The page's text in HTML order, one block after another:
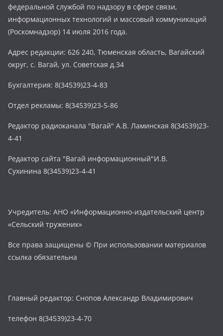
федеральной службой по надзору в сфере связи,
информационных технологий и массовый коммуникаций
(Роскомнадзор) 14 июля 2016 года.
Адрес редакции: 626 240, Тюменская область, Вагайский
округ, с. Вагай, ул. Советская д.34
Бухгалтерия: 8(34539)23-4-83
Отдел рекламы: 8(34539)23-5-86
Редактор радиоканала "Вагай" А.В. Ламинская 8(34539)23-
4-41
Редактор сайта "Вагай информационный"И.В.
Сухинина 8(34539)23-4-41
Учредитель: АНО «Информационно-издательский центр
«Сельский труженик»
Все права защищены © При использовании материалов
ссылка обязательна
Главный редактор: Снопов Александр Владимирович
телефон 8(34539)23-4-70